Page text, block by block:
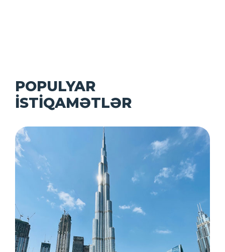
POPULYAR
İSTİQAMƏTLƏR